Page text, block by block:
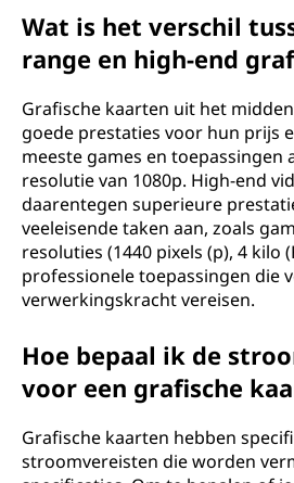
Wat is het verschil
range en high-end
Grafische kaarten uit het
goede prestaties voor hun prijs
meeste games en toepassingen
resolutie van 1080p. High-end
daarentegen superieure
veeleisende taken aan, zoals
resoluties (1440 pixels (p), 4 kilo
professionele toepassingen die
verwerkingskracht vereisen.
Hoe bepaal ik de
voor een grafische
Grafische kaarten hebben
stroomvereisten die worden